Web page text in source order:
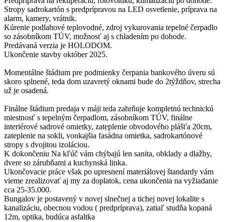
Stropy sadrokartón s predprípravou na LED osvetlenie, príprava na
alarm, kamery, vrátnik.
Kúrenie podlahové teplovodné, zdroj vykurovania tepelné čerpadlo
so zásobníkom TÚV, možnosť aj s chladením po dohode.
Predávaná verzia je HOLODOM.
Ukončenie stavby október 2025.
Momentálne štádium pre podmienky čerpania bankového úveru sú
skoro splnené, teda dom uzavretý oknami bude do 2týždňov, strecha
už je osadená.
Finálne štádium predaja v máji teda zahrňuje kompletnú technickú
miestnosť s tepelným čerpadlom, zásobníkom TÚV, finálne
interiérové sadrové omietky, zateplenie obvodového plášťa 20cm,
zateplenie na sokli, vonkajšia fasádna omietka, sadrokartónové
stropy s dvojitou izoláciou.
K dokončeniu Na kľúč vám chýbajú len sanita, obklady a dlažby,
dvere so zárubňami a kuchynská linka.
Ukončovacie práce však po upresnení materiálovej štandardy vám
vieme zrealizovať aj my za doplatok, cena ukončenia na vyžiadanie
cca 25-35.000.
Bungalov je postavený v novej slnečnej a tichej novej lokalite s
kanalizáciu, obecnou vodou ( predpríprava), zatiaľ studňa kopaná
12m, optika, budúca asfaltka